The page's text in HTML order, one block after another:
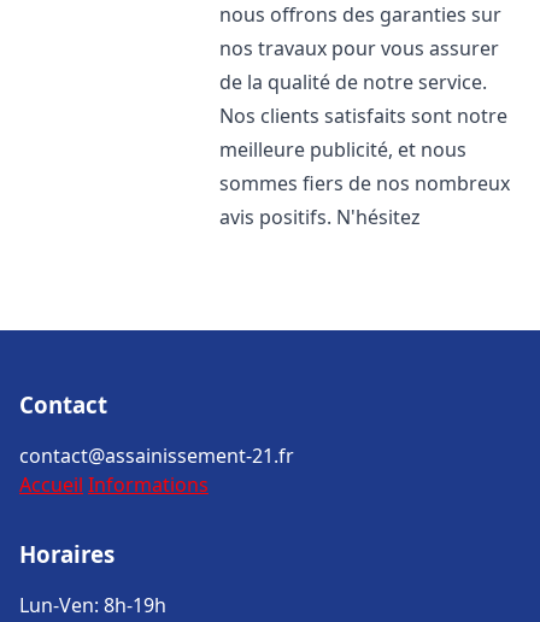
nous offrons des garanties sur
nos travaux pour vous assurer
de la qualité de notre service.
Nos clients satisfaits sont notre
meilleure publicité, et nous
sommes fiers de nos nombreux
avis positifs. N'hésitez
Contact
contact@assainissement-21.fr
Accueil Informations
Horaires
Lun-Ven: 8h-19h